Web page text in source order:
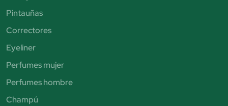
Pintauñas
Correctores
Eyeliner
Perfumes mujer
Perfumes hombre
Champú